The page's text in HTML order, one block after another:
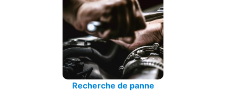
Recherche de panne